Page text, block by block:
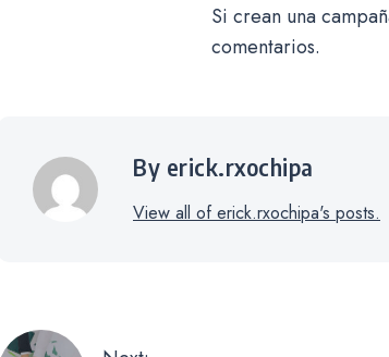
Si crean una
comentarios.
By erick.rxochipa
View all of erick.rxochipa's posts.